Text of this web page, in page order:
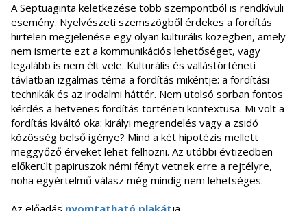
A Septuaginta keletkezése több szempontból is rendkívüli
esemény. Nyelvészeti szemszögből érdekes a fordítás
hirtelen megjelenése egy olyan kulturális közegben, amely
nem ismerte ezt a kommunikációs lehetőséget, vagy
legalább is nem élt vele. Kulturális és vallástörténeti
távlatban izgalmas téma a fordítás mikéntje: a fordítási
technikák és az irodalmi háttér. Nem utolsó sorban fontos
kérdés a hetvenes fordítás történeti kontextusa. Mi volt a
fordítás kiváltó oka: királyi megrendelés vagy a zsidó
közösség belső igénye? Mind a két hipotézis mellett
meggyőző érveket lehet felhozni. Az utóbbi évtizedben
előkerült papiruszok némi fényt vetnek erre a rejtélyre,
noha egyértelmű válasz még mindig nem lehetséges.
Az előadás nyomtatható plakátja.